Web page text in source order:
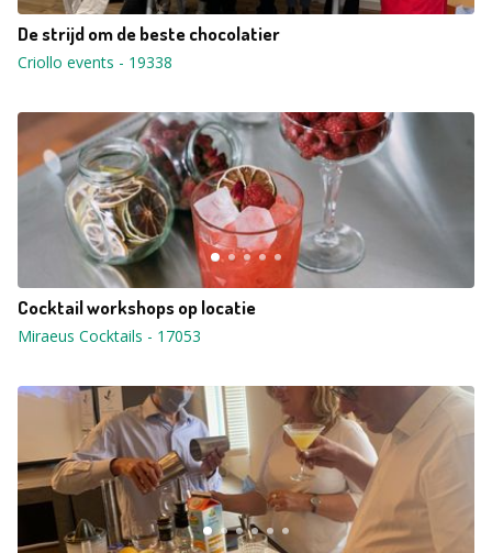
De strijd om de beste chocolatier
Criollo events - 19338
Cocktail workshops op locatie
Miraeus Cocktails - 17053